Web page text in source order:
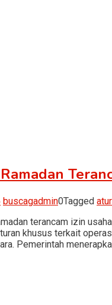
buscagadmin0Tagged
terancam izin
khusus terkait
Pemerintah